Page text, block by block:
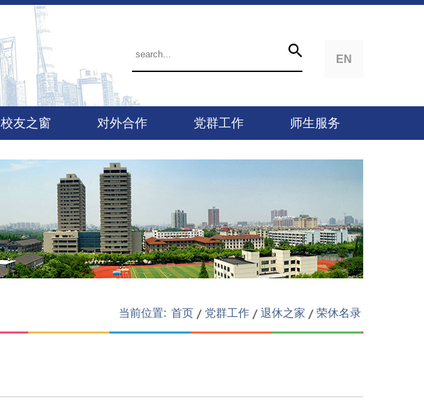
EN
校友之窗 对外合作 党群工作 师生服务
当前位置: 首页 党群工作 退休之家 荣休名录